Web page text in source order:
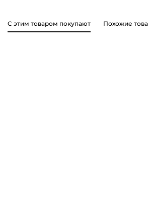
С этим товаром покупают Похожие